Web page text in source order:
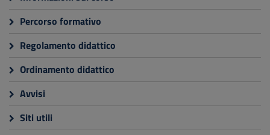
Percorso formativo
Regolamento didattico
Ordinamento didattico
Avvisi
Siti utili